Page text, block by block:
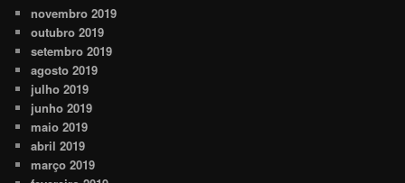
novembro 2019
outubro 2019
setembro 2019
agosto 2019
julho 2019
junho 2019
maio 2019
abril 2019
março 2019